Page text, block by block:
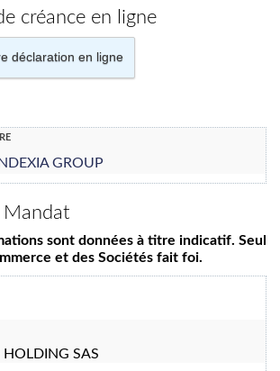
créance en ligne
déclaration en ligne
GROUP
sont données à titre indicatif. Seul
et des Sociétés fait foi.
HOLDING SAS